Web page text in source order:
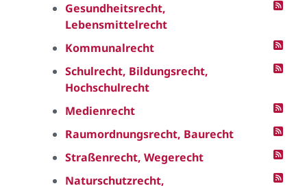
Gesundheitsrecht,
Lebensmittelrecht
Kommunalrecht
Schulrecht, Bildungsrecht,
Hochschulrecht
Medienrecht
Raumordnungsrecht, Baurecht
Straßenrecht, Wegerecht
Naturschutzrecht,